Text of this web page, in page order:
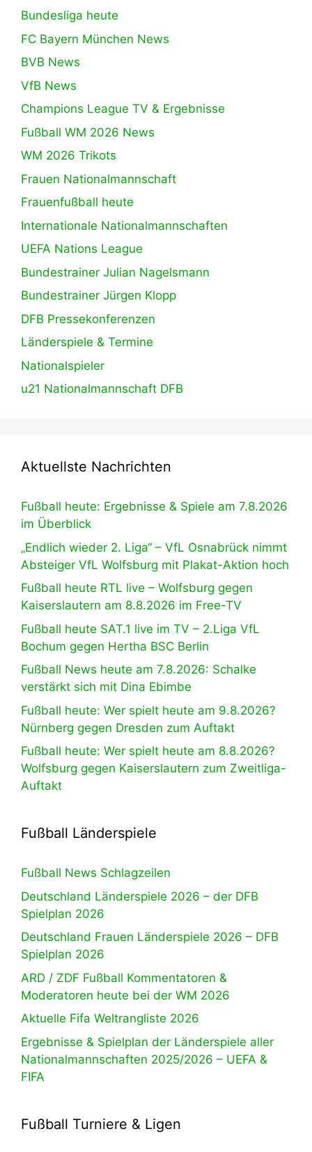
Bundesliga heute
FC Bayern München News
BVB News
VfB News
Champions League TV & Ergebnisse
Fußball WM 2026 News
WM 2026 Trikots
Frauen Nationalmannschaft
Frauenfußball heute
Internationale Nationalmannschaften
UEFA Nations League
Bundestrainer Julian Nagelsmann
Bundestrainer Jürgen Klopp
DFB Pressekonferenzen
Länderspiele & Termine
Nationalspieler
u21 Nationalmannschaft DFB
Aktuellste Nachrichten
Fußball heute: Ergebnisse & Spiele am 7.8.2026
im Überblick
„Endlich wieder 2. Liga“ – VfL Osnabrück nimmt
Absteiger VfL Wolfsburg mit Plakat-Aktion hoch
Fußball heute RTL live – Wolfsburg gegen
Kaiserslautern am 8.8.2026 im Free-TV
Fußball heute SAT.1 live im TV – 2.Liga VfL
Bochum gegen Hertha BSC Berlin
Fußball News heute am 7.8.2026: Schalke
verstärkt sich mit Dina Ebimbe
Fußball heute: Wer spielt heute am 9.8.2026?
Nürnberg gegen Dresden zum Auftakt
Fußball heute: Wer spielt heute am 8.8.2026?
Wolfsburg gegen Kaiserslautern zum Zweitliga-
Auftakt
Fußball Länderspiele
Fußball News Schlagzeilen
Deutschland Länderspiele 2026 – der DFB
Spielplan 2026
Deutschland Frauen Länderspiele 2026 – DFB
Spielplan 2026
ARD / ZDF Fußball Kommentatoren &
Moderatoren heute bei der WM 2026
Aktuelle Fifa Weltrangliste 2026
Ergebnisse & Spielplan der Länderspiele aller
Nationalmannschaften 2025/2026 – UEFA &
FIFA
Fußball Turniere & Ligen